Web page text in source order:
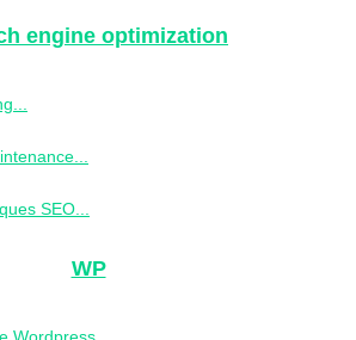
engine optimization
SEO...
WP
Wordpress